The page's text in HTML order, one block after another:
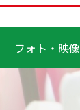
フォト・映像